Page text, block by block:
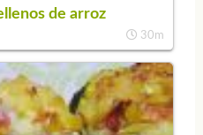
de arroz
30m